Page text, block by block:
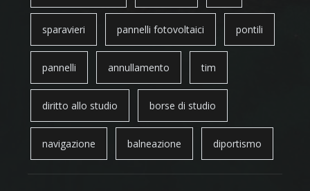
sparavieri pannelli fotovoltaici pontili
pannelli annullamento tim
diritto allo studio borse di studio
navigazione balneazione diportismo